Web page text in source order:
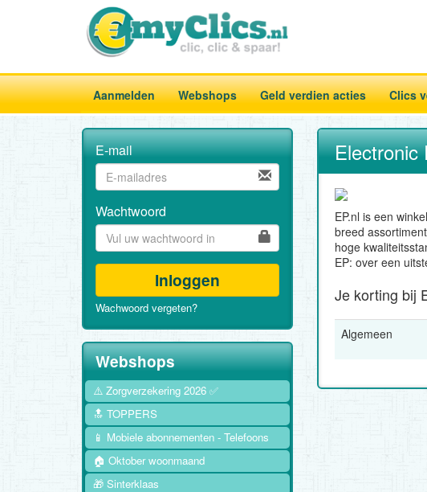
Aanmelden Webshops Geld verdien acties Clics
Electronic
EP.nl is een
breed
hoge
EP: over een
Je korting bij
Algemeen
E-mail
Wachtwoord
Inloggen
Wachwoord vergeten?
Webshops
⚠️ Zorgverzekering 2026 ✅
🔝 TOPPERS
📱 Mobiele abonnementen - Telefoons
🏠 Oktober woonmaand
🎁 Sinterklaas